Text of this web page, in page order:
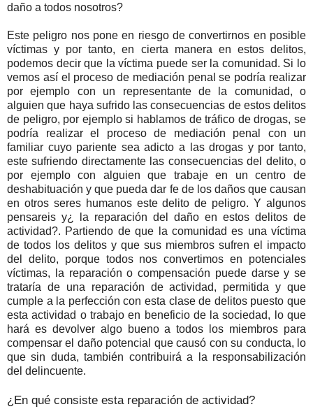
daño a todos nosotros?
Este peligro nos pone en riesgo de convertirnos en posible
víctimas y por tanto, en cierta manera en estos delitos,
podemos decir que la víctima puede ser la comunidad. Si lo
vemos así el proceso de mediación penal se podría realizar
por ejemplo con un representante de la comunidad, o
alguien que haya sufrido las consecuencias de estos delitos
de peligro, por ejemplo si hablamos de tráfico de drogas, se
podría realizar el proceso de mediación penal con un
familiar cuyo pariente sea adicto a las drogas y por tanto,
este sufriendo directamente las consecuencias del delito, o
por ejemplo con alguien que trabaje en un centro de
deshabituación y que pueda dar fe de los daños que causan
en otros seres humanos este delito de peligro. Y algunos
pensareis y¿ la reparación del daño en estos delitos de
actividad?. Partiendo de que la comunidad es una víctima
de todos los delitos y que sus miembros sufren el impacto
del delito, porque todos nos convertimos en potenciales
víctimas, la reparación o compensación puede darse y se
trataría de una reparación de actividad, permitida y que
cumple a la perfección con esta clase de delitos puesto que
esta actividad o trabajo en beneficio de la sociedad, lo que
hará es devolver algo bueno a todos los miembros para
compensar el daño potencial que causó con su conducta, lo
que sin duda, también contribuirá a la responsabilización
del delincuente.
¿En qué consiste esta reparación de actividad?